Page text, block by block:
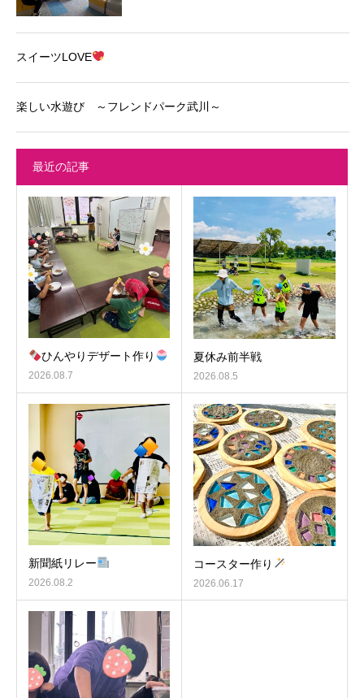
スイーツLOVE
楽しい水遊び ～フレンドパーク武川～
最近の記事
ひんやりデザート作り
2026.08.7
夏休み前半戦
2026.08.5
新聞紙リレー
2026.08.2
コースター作り
2026.06.17